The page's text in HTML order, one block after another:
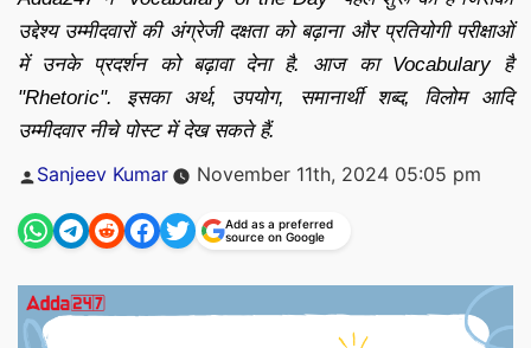
उद्देश्य उम्मीदवारों की अंग्रेजी दक्षता को बढ़ाना और प्रतियोगी परीक्षाओं
में उनके प्रदर्शन को बढ़ावा देना है. आज का Vocabulary है
"Rhetoric". इसका अर्थ, उपयोग, समानार्थी शब्द, विलोम आदि
उम्मीदवार नीचे पोस्ट में देख सकते हैं.
Posted
Sanjeev Kumar November 11th, 2024 05:05 pm
Add as a preferred
source on Google